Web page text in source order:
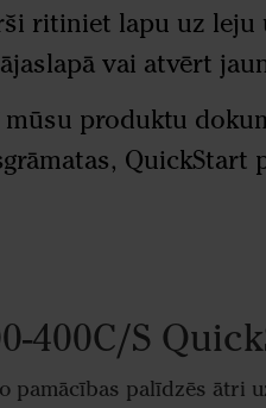
ritiniet lapu uz
vai atvērt
produktu
400C/S
pamācības palīdzēs ātri